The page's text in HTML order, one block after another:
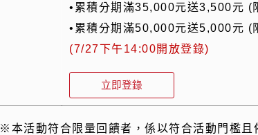
•累積分期滿35,000元送3,500元 (
•累積分期滿50,000元送5,000元 (
(7/27下午14:00開放登錄)
立即登錄
※本活動符合限量回饋者，係以符合活動門檻